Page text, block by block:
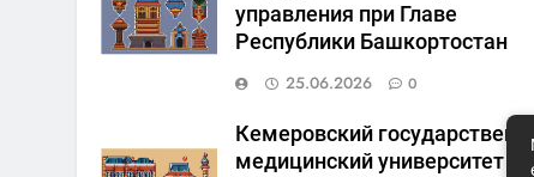
управления при Главе
Республики Башкортостан
25.06.2026 0
Кемеровский
медицинский университет